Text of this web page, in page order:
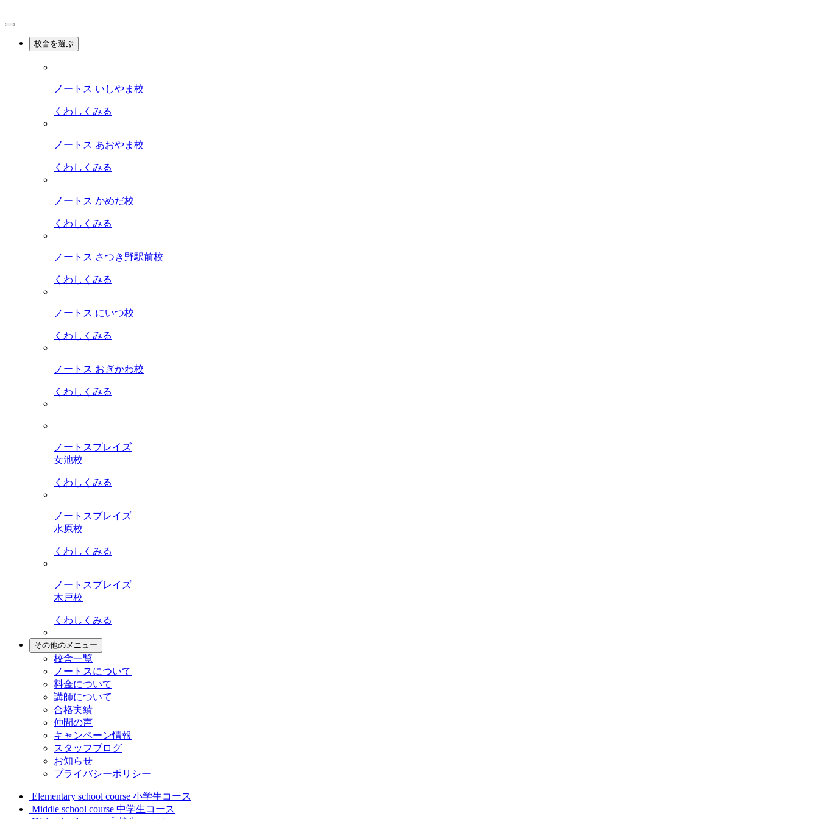
校舎を選ぶ
ノートス いしやま校
くわしくみる
ノートス あおやま校
くわしくみる
ノートス かめだ校
くわしくみる
ノートス さつき野駅前校
くわしくみる
ノートス にいつ校
くわしくみる
ノートス おぎかわ校
くわしくみる
ノートスプレイズ
女池校
くわしくみる
ノートスプレイズ
水原校
くわしくみる
ノートスプレイズ
木戸校
くわしくみる
その他のメニュー
校舎一覧
ノートスについて
料金について
講師について
合格実績
仲間の声
キャンペーン情報
スタッフブログ
お知らせ
プライバシーポリシー
Elementary school course 小学生コース
Middle school course 中学生コース